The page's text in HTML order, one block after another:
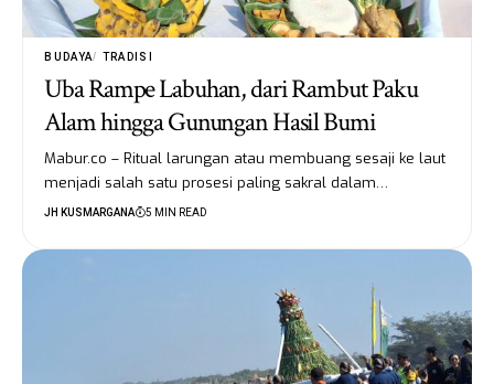
BUDAYA TRADISI
Uba Rampe Labuhan, dari Rambut Paku
Alam hingga Gunungan Hasil Bumi
Mabur.co – Ritual larungan atau membuang sesaji ke laut
menjadi salah satu prosesi paling sakral dalam…
JH KUSMARGANA 5 MIN READ